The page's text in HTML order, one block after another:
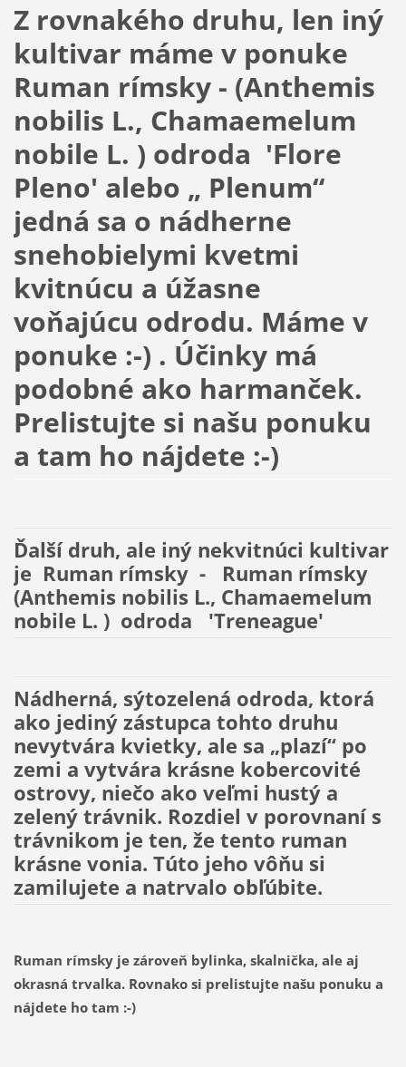
Z rovnakého druhu, len iný
kultivar máme v ponuke
Ruman rímsky - (Anthemis
nobilis L., Chamaemelum
nobile L. ) odroda 'Flore
Pleno' alebo „ Plenum“
jedná sa o nádherne
snehobielymi kvetmi
kvitnúcu a úžasne
voňajúcu odrodu. Máme v
ponuke :-) . Účinky má
podobné ako harmanček.
Prelistujte si našu ponuku
a tam ho nájdete :-)
Ďalší druh, ale iný nekvitnúci kultivar
je Ruman rímsky - Ruman rímsky
(Anthemis nobilis L., Chamaemelum
nobile L. ) odroda 'Treneague'
Nádherná, sýtozelená odroda, ktorá
ako jediný zástupca tohto druhu
nevytvára kvietky, ale sa „plazí“ po
zemi a vytvára krásne kobercovité
ostrovy, niečo ako veľmi hustý a
zelený trávnik. Rozdiel v porovnaní s
trávnikom je ten, že tento ruman
krásne vonia. Túto jeho vôňu si
zamilujete a natrvalo obľúbite.
Ruman rímsky je zároveň bylinka, skalnička, ale aj
okrasná trvalka. Rovnako si prelistujte našu ponuku a
nájdete ho tam :-)